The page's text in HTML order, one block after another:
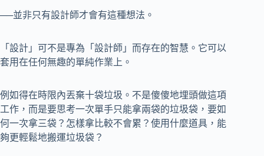
──並非只有設計師才會有這種想法。
「設計」可不是專為「設計師」而存在的智慧。它可以
套用在任何無趣的單純作業上。
例如得在時限內丟棄十袋垃圾。不是傻傻地埋頭做這項
工作，而是要思考一次單手只能拿兩袋的垃圾袋，要如
何一次拿三袋？怎樣拿比較不會累？使用什麼道具，能
夠更輕鬆地搬運垃圾袋？